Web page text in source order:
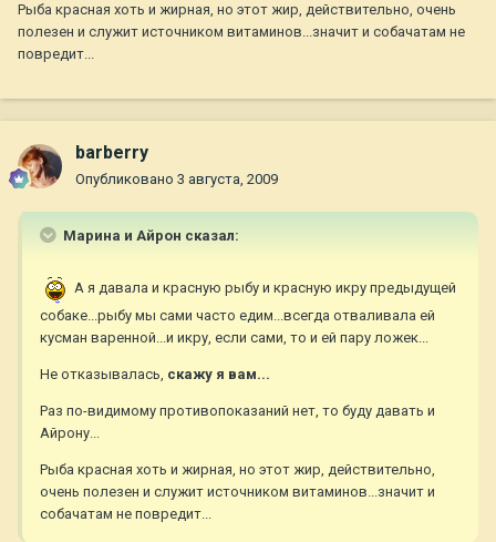
Рыба красная хоть и жирная, но этот жир, действительно, очень
полезен и служит источником витаминов...значит и собачатам не
повредит...
barberry
Опубликовано 3 августа, 2009
Марина и Айрон сказал:
А я давала и красную рыбу и красную икру предыдущей
собаке...рыбу мы сами часто едим...всегда отваливала ей
кусман варенной...и икру, если сами, то и ей пару ложек...
Не отказывалась, скажу я вам...
Раз по-видимому противопоказаний нет, то буду давать и
Айрону...
Рыба красная хоть и жирная, но этот жир, действительно,
очень полезен и служит источником витаминов...значит и
собачатам не повредит...